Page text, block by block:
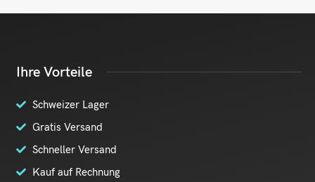
Ihre Vorteile
Schweizer Lager
Gratis Versand
Schneller Versand
Kauf auf Rechnung